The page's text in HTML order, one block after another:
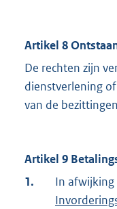
Artikel 8
De rechten zijn
dienstverlening
van de
Artikel 9
1.
In afwijking